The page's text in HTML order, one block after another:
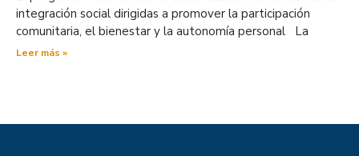
integración social dirigidas a promover la participación
comunitaria, el bienestar y la autonomía personal La
Leer más »